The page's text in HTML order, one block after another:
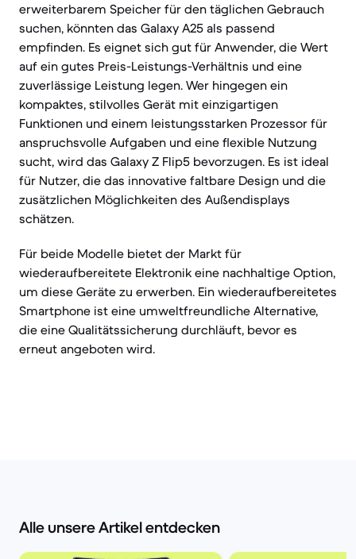
erweiterbarem Speicher für den täglichen Gebrauch
suchen, könnten das Galaxy A25 als passend
empfinden. Es eignet sich gut für Anwender, die Wert
auf ein gutes Preis-Leistungs-Verhältnis und eine
zuverlässige Leistung legen. Wer hingegen ein
kompaktes, stilvolles Gerät mit einzigartigen
Funktionen und einem leistungsstarken Prozessor für
anspruchsvolle Aufgaben und eine flexible Nutzung
sucht, wird das Galaxy Z Flip5 bevorzugen. Es ist ideal
für Nutzer, die das innovative faltbare Design und die
zusätzlichen Möglichkeiten des Außendisplays
schätzen.
Für beide Modelle bietet der Markt für
wiederaufbereitete Elektronik eine nachhaltige Option,
um diese Geräte zu erwerben. Ein wiederaufbereitetes
Smartphone ist eine umweltfreundliche Alternative,
die eine Qualitätssicherung durchläuft, bevor es
erneut angeboten wird.
Alle unsere Artikel entdecken